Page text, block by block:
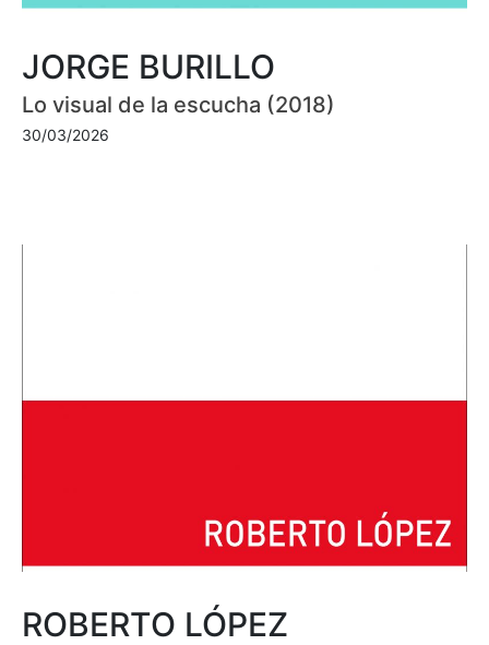
JORGE BURILLO
Lo visual de la escucha (2018)
30/03/2026
ROBERTO LÓPEZ